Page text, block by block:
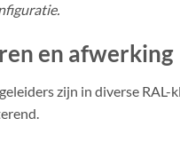
en afwerking
zijn in diverse